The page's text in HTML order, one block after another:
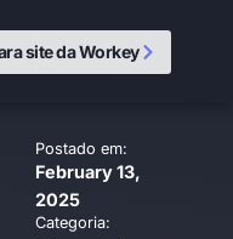
site da Workey
Postado em:
February 13,
2025
Categoria: